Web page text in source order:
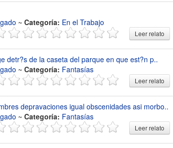
~ Categoría: En el Trabajo
Leer relato
detr?s de la caseta del parque en que est?n p..
~ Categoría: Fantasías
Leer relato
depravaciones igual obscenidades asi morbo..
~ Categoría: Fantasías
Leer relato